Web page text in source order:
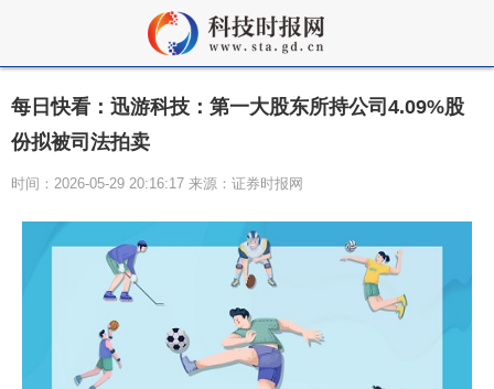
每日快看：迅游科技：第一大股东所持公司4.09%股
份拟被司法拍卖
时间：2026-05-29 20:16:17 来源：证券时报网